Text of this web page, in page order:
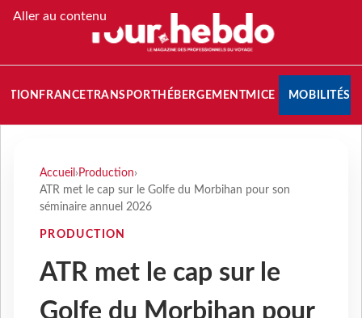
Aller au contenu
FRANCETRANSPORT HÉBERGEMENTMICE MOBILITÉS
Accueil › Production›
ATR met le cap sur le Golfe du Morbihan pour son
séminaire annuel 2026
PRODUCTION
ATR met le cap sur le
Golfe du Morbihan pour